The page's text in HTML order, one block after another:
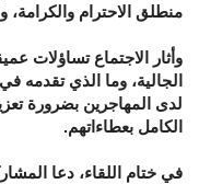
منطلق الاحترام
وأثار الاجتماع تساؤلات
الجالية، وما الذي تقدمه
لدى المهاجرين بضرورة
الكامل بعطاءاتهم.
في ختام اللقاء، دعا